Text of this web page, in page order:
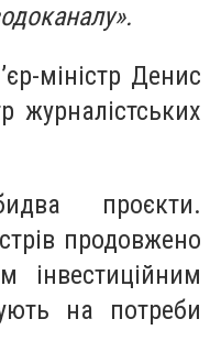
міністр Денис
журналістських
проєкти.
продовжено
інвестиційним
на потреби